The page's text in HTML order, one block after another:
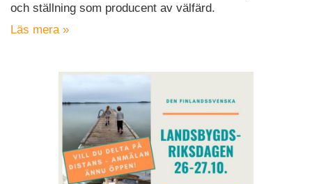
och ställning som producent av välfärd.
Läs mera »